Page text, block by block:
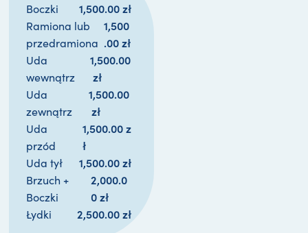
Boczki 1,500.00 zł
Ramiona lub
przedramiona
1,500
.00 zł
Uda
wewnątrz
1,500.00
zł
Uda
zewnątrz
1,500.00
zł
Uda
przód
1,500.00 z
ł
Uda tył 1,500.00 zł
Brzuch +
Boczki
2,000.0
0 zł
Łydki 2,500.00 zł